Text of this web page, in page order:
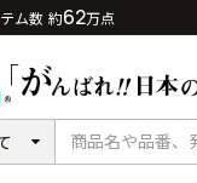
ム数 約62万点